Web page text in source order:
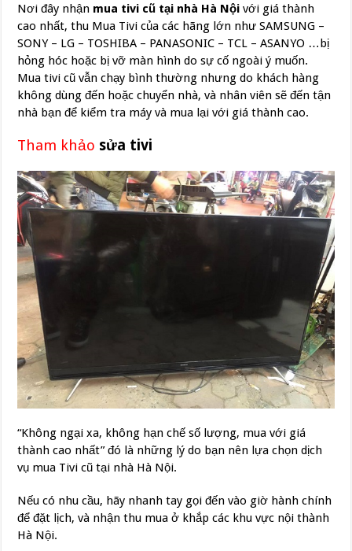
Nơi đây nhận mua tivi cũ tại nhà Hà Nội với giá thành
cao nhất, thu Mua Tivi của các hãng lớn như SAMSUNG –
SONY – LG – TOSHIBA – PANASONIC – TCL – ASANYO …bị
hỏng hóc hoặc bị vỡ màn hình do sự cố ngoài ý muốn.
Mua tivi cũ vẫn chạy bình thường nhưng do khách hàng
không dùng đến hoặc chuyển nhà, và nhân viên sẽ đến tận
nhà bạn để kiểm tra máy và mua lại với giá thành cao.
Tham khảo sửa tivi
“Không ngại xa, không hạn chế số lượng, mua với giá
thành cao nhất” đó là những lý do bạn nên lựa chọn dịch
vụ mua Tivi cũ tại nhà Hà Nội.
Nếu có nhu cầu, hãy nhanh tay gọi đến vào giờ hành chính
để đặt lịch, và nhận thu mua ở khắp các khu vực nội thành
Hà Nội.